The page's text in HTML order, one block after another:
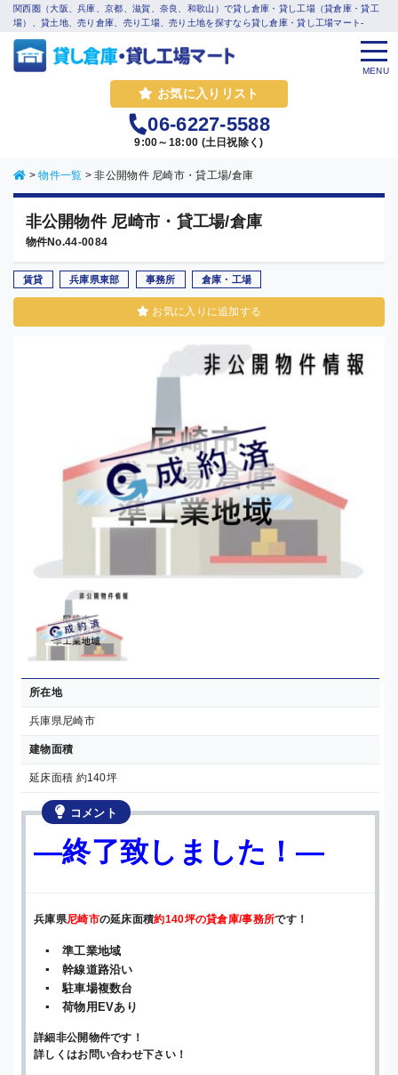
関西圏（大阪、兵庫、京都、滋賀、奈良、和歌山）で貸し倉庫・貸し工場（貸倉庫・貸工
場）、貸土地、売り倉庫、売り工場、売り土地を探すなら貸し倉庫・貸し工場マート-
お気に入りリスト
06-6227-5588
9:00～18:00 (土日祝除く)
MENU
>物件一覧 >非公開物件 尼崎市・貸工場/倉庫
非公開物件 尼崎市・貸工場/倉庫
物件No.44-0084
賃貸 兵庫県東部 事務所 倉庫・工場
お気に入りに追加する
所在地
兵庫県尼崎市
建物面積
延床面積 約140坪
コメント
—終了致しました！—
兵庫県尼崎市の延床面積約140坪の貸倉庫/事務所です！
▪ 準工業地域
▪ 幹線道路沿い
▪ 駐車場複数台
▪ 荷物用EVあり
詳細非公開物件です！
詳しくはお問い合わせ下さい！